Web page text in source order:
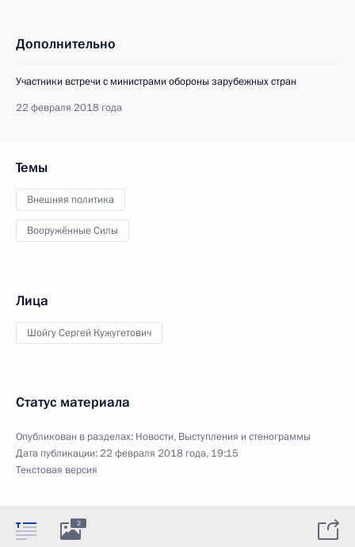
Дополнительно
Участники встречи с министрами обороны зарубежных стран
22 февраля 2018 года
Темы
Внешняя политика
Вооружённые Силы
Лица
Шойгу Сергей Кужугетович
Статус материала
Опубликован в разделах: Новости, Выступления и стенограммы
Дата публикации:22 февраля 2018 года, 19:15
Текстовая версия
2